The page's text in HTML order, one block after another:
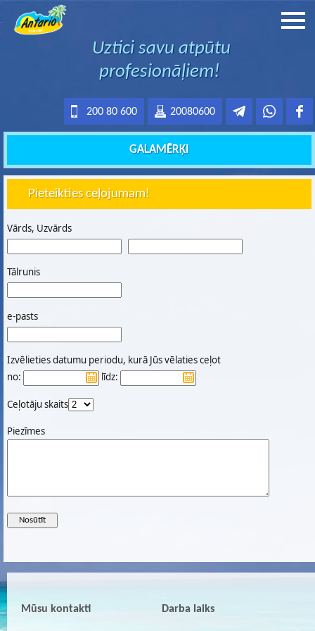
Uztici savu atpūtu
profesionāļiem!
20080600
200 80 600
GALAMĒRĶI
Pieteikties ceļojumam!
Vārds, Uzvārds
Tālrunis
e-pasts
Izvēlieties datumu periodu, kurā Jūs vēlaties ceļot
no:
līdz:
Ceļotāju skaits
Piezīmes
Mūsu kontakti Darba laiks